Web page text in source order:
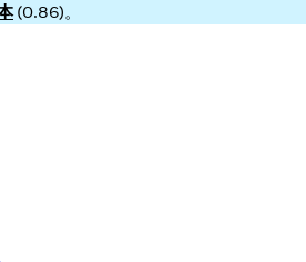
(0.86)。